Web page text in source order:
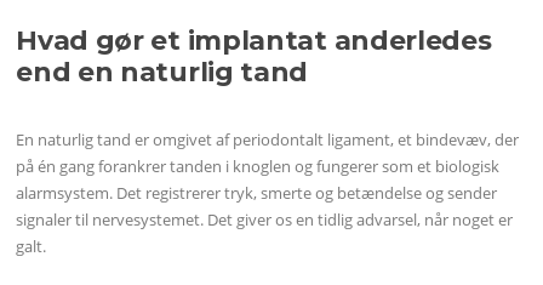
Hvad gør et implantat anderledes
end en naturlig tand
En naturlig tand er omgivet af periodontalt ligament, et bindevæv, der
på én gang forankrer tanden i knoglen og fungerer som et biologisk
alarmsystem. Det registrerer tryk, smerte og betændelse og sender
signaler til nervesystemet. Det giver os en tidlig advarsel, når noget er
galt.